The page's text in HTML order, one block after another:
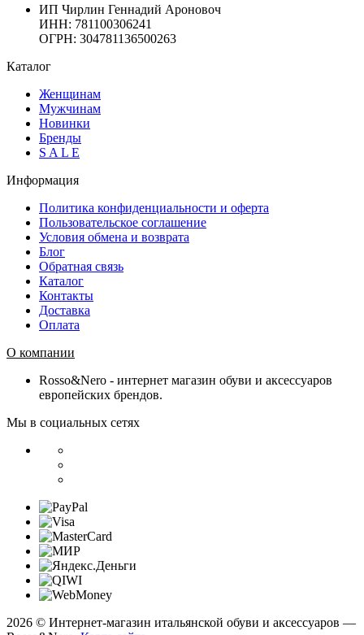
ИП Чирлин Геннадий Ароновоч
ИНН: 781100306241
ОГРН: 304781136500263
Каталог
Женщинам
Мужчинам
Новинки
Бренды
S A L E
Информация
Политика конфиденциальности и оферта
Пользовательское соглашение
Условия обмена и возврата
Блог
Обратная связь
Каталог
Контакты
Доставка
Оплата
О компании
Rosso&Nero - интернет магазин обуви и аксессуаров
европейских брендов.
Мы в социальных сетях
2026 © Интернет-магазин итальянской обуви и аксессуаров —